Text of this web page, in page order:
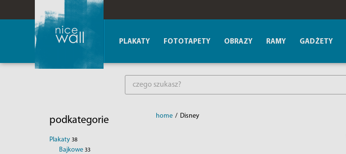
podkategorie
Plakaty 38
Bajkowe 33
home / Disney
PLAKATY FOTOTAPETY OBRAZY RAMY GADŻETY